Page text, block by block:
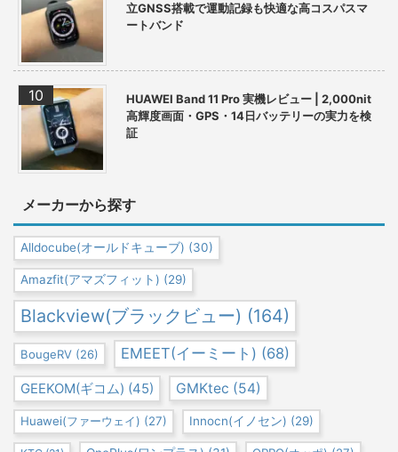
立GNSS搭載で運動記録も快適な高コスパスマ
ートバンド
HUAWEI Band 11 Pro 実機レビュー | 2,000nit
高輝度画面・GPS・14日バッテリーの実力を検
証
メーカーから探す
Alldocube(オールドキューブ) (30)
Amazfit(アマズフィット) (29)
Blackview(ブラックビュー) (164)
BougeRV (26) EMEET(イーミート) (68)
GEEKOM(ギコム) (45) GMKtec (54)
Huawei(ファーウェイ) (27) Innocn(イノセン) (29)